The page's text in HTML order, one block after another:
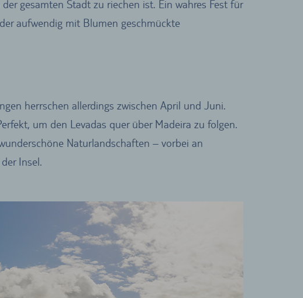
gesamten Stadt zu riechen ist. Ein wahres Fest für
aufwendig mit Blumen geschmückte
herrschen allerdings zwischen April und Juni.
um den Levadas quer über Madeira zu folgen.
Naturlandschaften – vorbei an
Insel.